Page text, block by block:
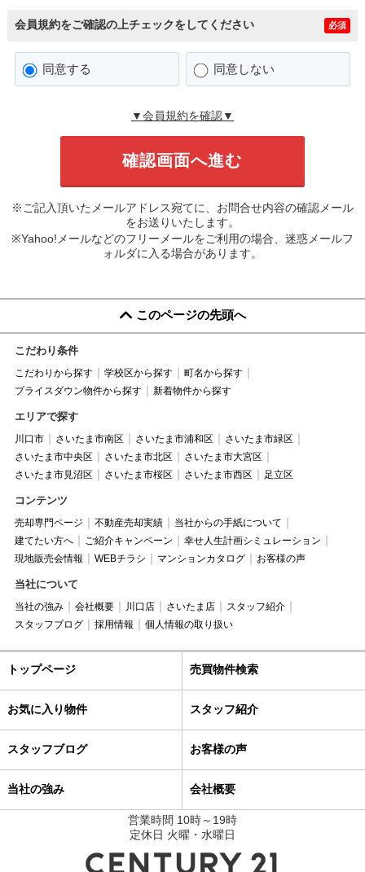
会員規約をご確認の上チェックをしてください 必須
同意する 同意しない
▼会員規約を確認▼
※ご記入頂いたメールアドレス宛てに、お問合せ内容の確認メール
をお送りいたします。
※Yahoo!メールなどのフリーメールをご利用の場合、迷惑メールフ
ォルダに入る場合があります。
このページの先頭へ
こだわり条件
こだわりから探す 学校区から探す
町名から探す
プライスダウン物件から探す
新着物件から探す
エリアで探す
川口市 さいたま市南区 さいたま市浦和区
さいたま市緑区
さいたま市中央区
さいたま市北区
さいたま市大宮区
さいたま市見沼区
さいたま市桜区 さいたま市西区 足立区
コンテンツ
売却専門ページ 不動産売却実績
当社からの手紙について
建てたい方へ
ご紹介キャンペーン
幸せ人生計画シミュレーション
現地販売会情報
WEBチラシ マンションカタログ お客様の声
当社について
当社の強み 会社概要 川口店 さいたま店
スタッフ紹介
スタッフブログ
採用情報 個人情報の取り扱い
トップページ 売買物件検索
お気に入り物件 スタッフ紹介
スタッフブログ お客様の声
当社の強み 会社概要
営業時間 10時～19時
定休日 火曜・水曜日